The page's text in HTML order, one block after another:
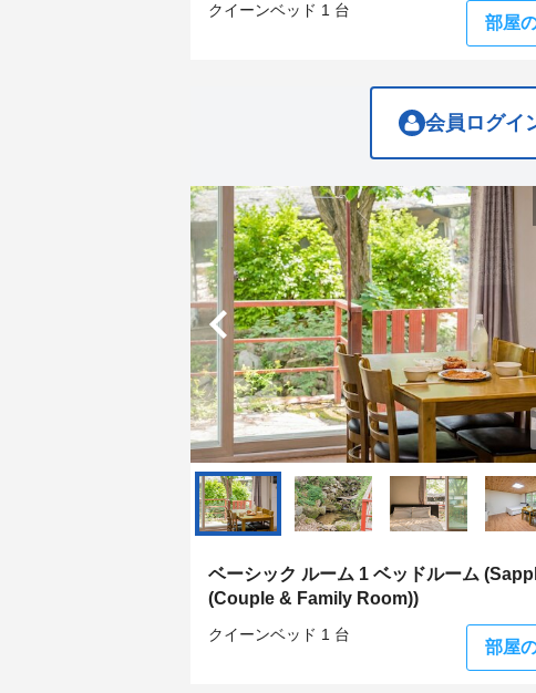
dates.
クイーンベッド 1 台
部屋
会員ログイ
ベーシック ルーム 1 ベッドルーム
(Couple & Family Room))
クイーンベッド 1 台
部屋